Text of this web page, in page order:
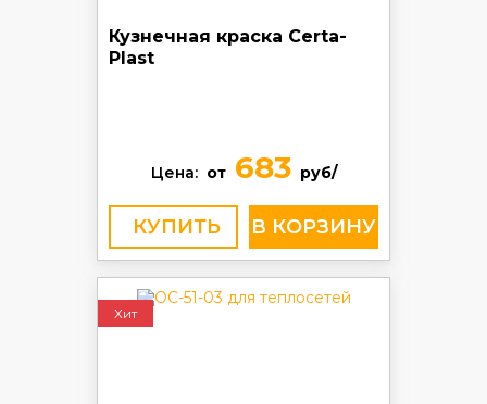
Кузнечная краска Certa-
Plast
Цена: от683 руб/
КУПИТЬ
Хит